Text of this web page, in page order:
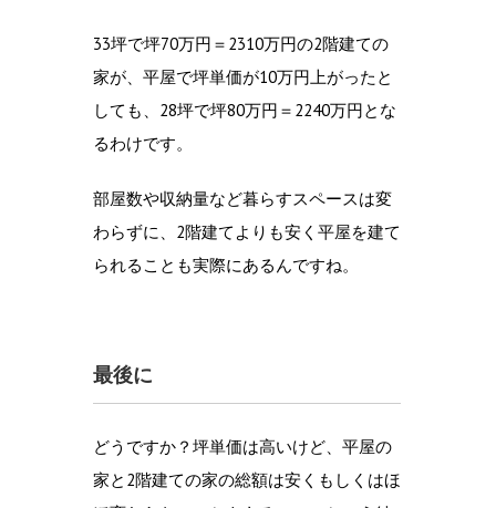
33坪で坪70万円＝2310万円の2階建ての
家が、平屋で坪単価が10万円上がったと
しても、28坪で坪80万円＝2240万円とな
るわけです。
部屋数や収納量など暮らすスペースは変
わらずに、2階建てよりも安く平屋を建て
られることも実際にあるんですね。
最後に
どうですか？坪単価は高いけど、平屋の
家と2階建ての家の総額は安くもしくはほ